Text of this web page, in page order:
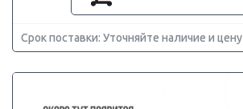
Срок поставки: Уточняйте наличие и цену